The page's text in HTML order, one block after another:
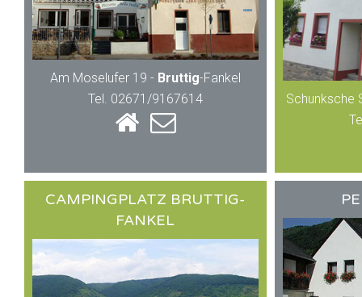
Am Moselufer 19 - Bruttig-Fankel
Tel. 02671/9167614
Schunksche
CAMPINGPLATZ BRUTTIG-
FANKEL